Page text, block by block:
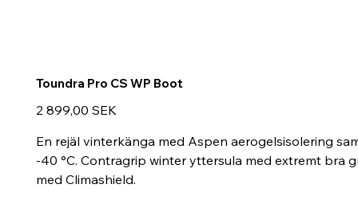
Toundra Pro CS WP Boot
Hinta
2 899,00 SEK
En rejäl vinterkänga med Aspen aerogelsisolering
-40 °C. Contragrip winter yttersula med extremt bra
med Climashield.